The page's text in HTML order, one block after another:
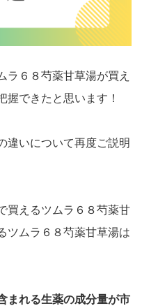
ラ６８芍薬甘草湯が買え
握できたと思います！
違いについて再度ご説明
買えるツムラ６８芍薬甘
ツムラ６８芍薬甘草湯は
まれる生薬の成分量が市